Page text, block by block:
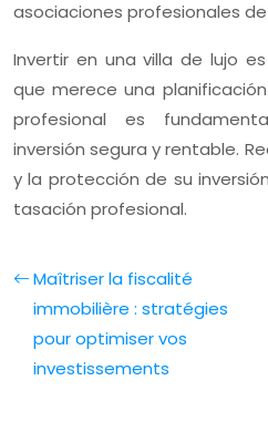
asociaciones profesionales
Invertir en una villa de lujo
que merece una
profesional es
inversión segura y rentable.
y la protección de su
tasación profesional.
Maîtriser la fiscalité
immobilière : stratégies
pour optimiser vos
investissements